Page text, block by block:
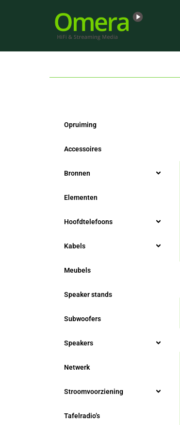
Opruiming
Accessoires
Bronnen
Elementen
Hoofdtelefoons
Kabels
Meubels
Speaker stands
Subwoofers
Speakers
Netwerk
Stroomvoorziening
Tafelradio’s